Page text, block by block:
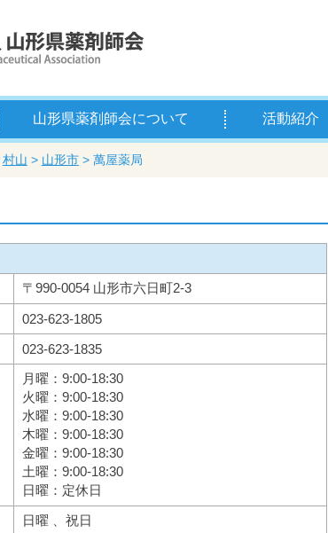
山形県薬剤師会について
会長挨拶
定款
例規等
組織・役員
賛助会員
入会のご案内
アクセス
活動紹介
村山 > 山形市> 萬屋薬局
〒990-0054 山形市六日町2-3
023-623-1805
023-623-1835
月曜：9:00-18:30
火曜：9:00-18:30
水曜：9:00-18:30
木曜：9:00-18:30
金曜：9:00-18:30
土曜：9:00-18:30
日曜：定休日
日曜 、祝日